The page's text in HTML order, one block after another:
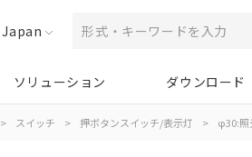
Japan
ソリューション ダウンロード
> スイッチ > 押ボタンスイッチ/表示灯 > φ30:照